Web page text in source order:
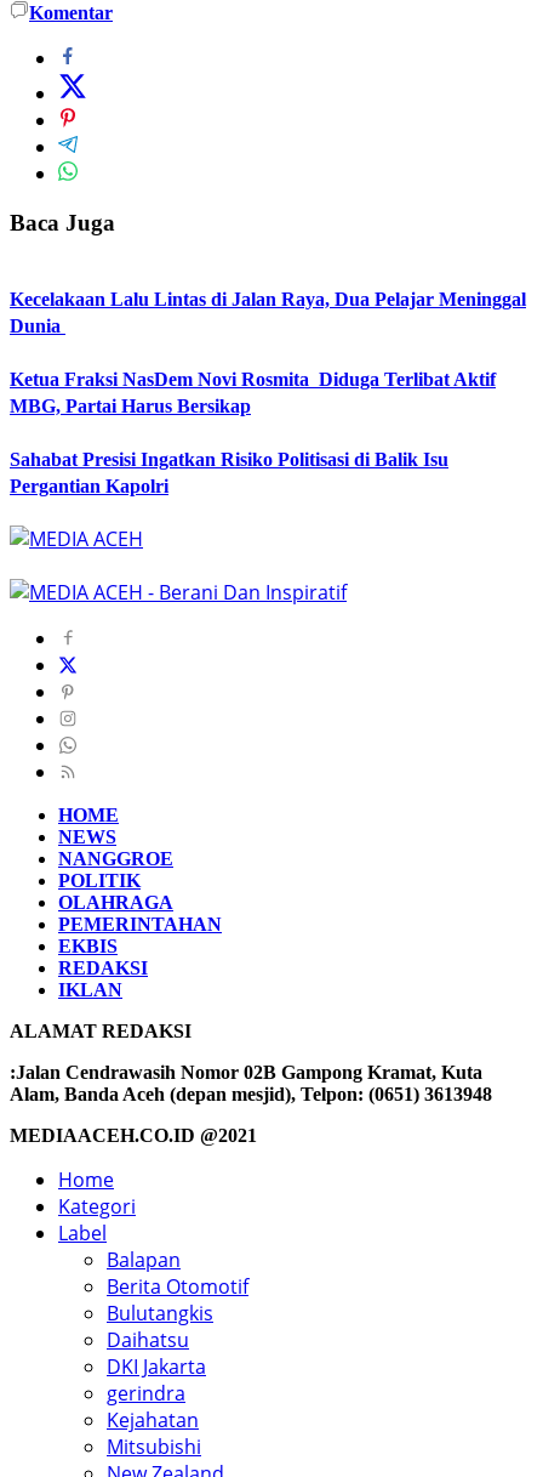
Komentar
Baca Juga
Kecelakaan Lalu Lintas di Jalan Raya, Dua Pelajar Meninggal
Dunia
Ketua Fraksi NasDem Novi Rosmita Diduga Terlibat Aktif
MBG, Partai Harus Bersikap
Sahabat Presisi Ingatkan Risiko Politisasi di Balik Isu
Pergantian Kapolri
HOME
NEWS
NANGGROE
POLITIK
OLAHRAGA
PEMERINTAHAN
EKBIS
REDAKSI
IKLAN
ALAMAT REDAKSI
:Jalan Cendrawasih Nomor 02B Gampong Kramat, Kuta
Alam, Banda Aceh (depan mesjid), Telpon: (0651) 3613948
MEDIAACEH.CO.ID @2021
Home
Kategori
Label
Balapan
Berita Otomotif
Bulutangkis
Daihatsu
DKI Jakarta
gerindra
Kejahatan
Mitsubishi